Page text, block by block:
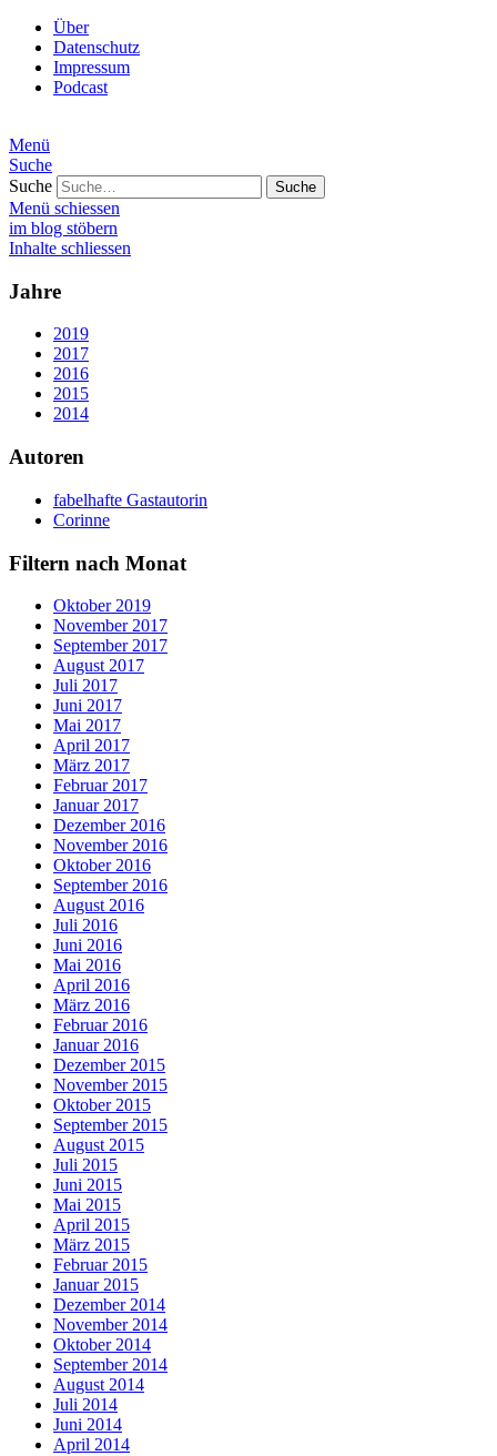
Über
Datenschutz
Impressum
Podcast
Menü
Suche
Suche
Menü schiessen
im blog stöbern
Inhalte schliessen
Jahre
2019
2017
2016
2015
2014
Autoren
fabelhafte Gastautorin
Corinne
Filtern nach Monat
Oktober 2019
November 2017
September 2017
August 2017
Juli 2017
Juni 2017
Mai 2017
April 2017
März 2017
Februar 2017
Januar 2017
Dezember 2016
November 2016
Oktober 2016
September 2016
August 2016
Juli 2016
Juni 2016
Mai 2016
April 2016
März 2016
Februar 2016
Januar 2016
Dezember 2015
November 2015
Oktober 2015
September 2015
August 2015
Juli 2015
Juni 2015
Mai 2015
April 2015
März 2015
Februar 2015
Januar 2015
Dezember 2014
November 2014
Oktober 2014
September 2014
August 2014
Juli 2014
Juni 2014
April 2014